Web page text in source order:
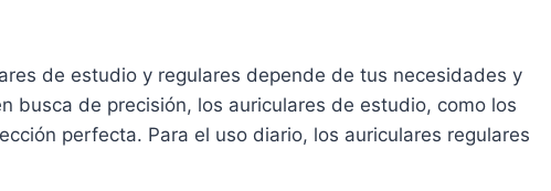
de estudio y regulares depende de tus necesidades y
busca de precisión, los auriculares de estudio, como los
perfecta. Para el uso diario, los auriculares regulares